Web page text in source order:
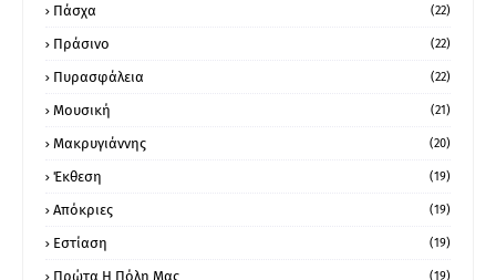
Πάσχα (22)
Πράσινο (22)
Πυρασφάλεια (22)
Μουσική (21)
Μακρυγιάννης (20)
Έκθεση (19)
Απόκριες (19)
Εστίαση (19)
Πρώτα Η Πόλη Μας (19)